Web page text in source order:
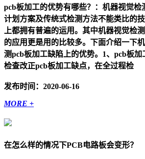
pcb板加工的优势有哪些？：机器视觉检
计划方案及传统式检测方法不能类比的
上都拥有普遍的运用。其中机器视觉检
的应用更是用的比较多。下面介绍一下
测pcb板加工缺陷上的优势。1、pcb板加
检查改正pcb板加工缺点，在全过程检
发布时间：2020-06-16
MORE +
在怎么样的情况下PCB电路板会变形？